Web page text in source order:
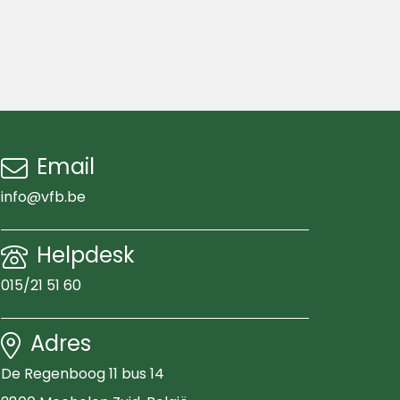
Email
info@vfb.be
Helpdesk
015/21 51 60
Adres
De Regenboog 11 bus 14